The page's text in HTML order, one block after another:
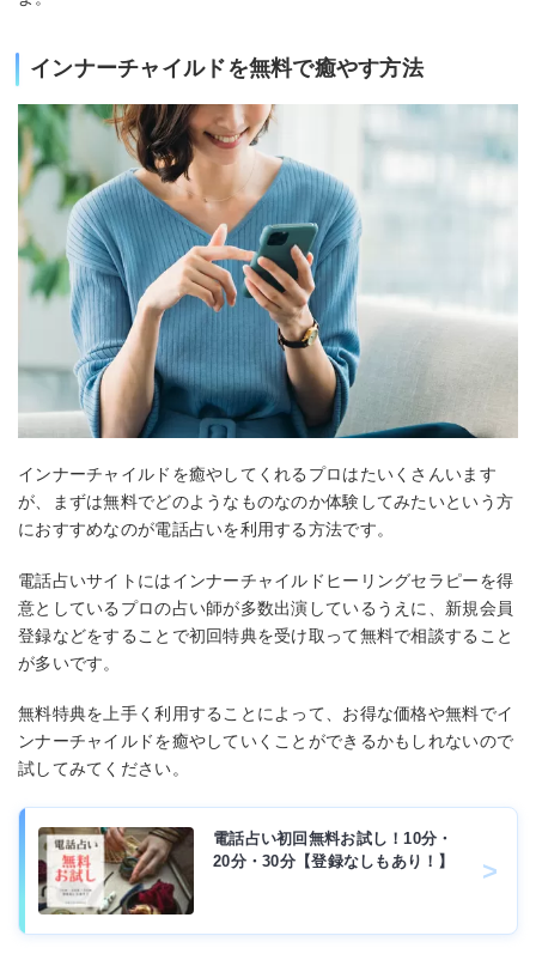
インナーチャイルドを無料で癒やす方法
インナーチャイルドを癒やしてくれるプロはたいくさんいます
が、まずは無料でどのようなものなのか体験してみたいという方
におすすめなのが電話占いを利用する方法です。
電話占いサイトにはインナーチャイルドヒーリングセラピーを得
意としているプロの占い師が多数出演しているうえに、新規会員
登録などをすることで初回特典を受け取って無料で相談すること
が多いです。
無料特典を上手く利用することによって、お得な価格や無料でイ
ンナーチャイルドを癒やしていくことができるかもしれないので
試してみてください。
電話占い初回無料お試し！10分・
20分・30分【登録なしもあり！】